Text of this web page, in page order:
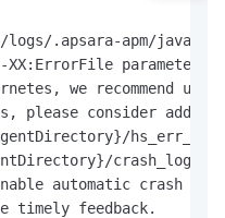
logs/.apsara-apm/java/
parameter
we recommend
please consider
automatic crash
timely feedback.